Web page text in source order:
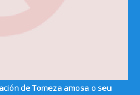
de Tomeza amosa o seu